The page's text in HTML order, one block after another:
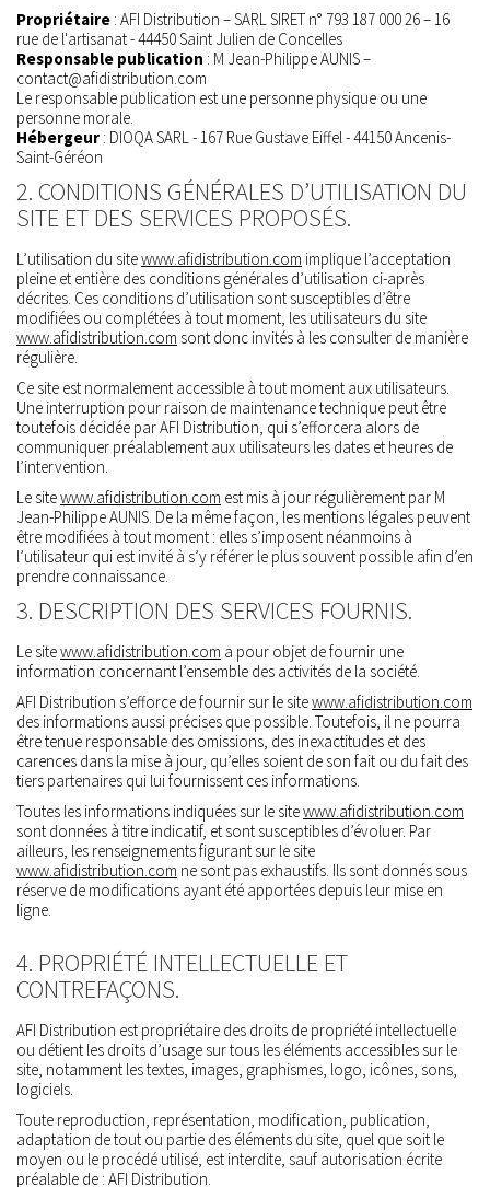
Propriétaire : AFI Distribution – SARL SIRET n° 793 187 000 26 – 16
rue de l'artisanat - 44450 Saint Julien de Concelles
Responsable publication : M Jean-Philippe AUNIS –
contact@afidistribution.com
Le responsable publication est une personne physique ou une
personne morale.
Hébergeur : DIOQA SARL - 167 Rue Gustave Eiffel - 44150 Ancenis-
Saint-Géréon
2. CONDITIONS GÉNÉRALES D’UTILISATION DU
SITE ET DES SERVICES PROPOSÉS.
L’utilisation du sitewww.afidistribution.com implique l’acceptation
pleine et entière des conditions générales d’utilisation ci-après
décrites. Ces conditions d’utilisation sont susceptibles d’être
modifiées ou complétées à tout moment, les utilisateurs du site
www.afidistribution.com sont donc invités à les consulter de manière
régulière.
Ce site est normalement accessible à tout moment aux utilisateurs.
Une interruption pour raison de maintenance technique peut être
toutefois décidée par AFI Distribution, qui s’efforcera alors de
communiquer préalablement aux utilisateurs les dates et heures de
l’intervention.
Le sitewww.afidistribution.com est mis à jour régulièrement par M
Jean-Philippe AUNIS. De la même façon, les mentions légales peuvent
être modifiées à tout moment : elles s’imposent néanmoins à
l’utilisateur qui est invité à s’y référer le plus souvent possible afin d’en
prendre connaissance.
3. DESCRIPTION DES SERVICES FOURNIS.
Le sitewww.afidistribution.com a pour objet de fournir une
information concernant l’ensemble des activités de la société.
AFI Distribution s’efforce de fournir sur le sitewww.afidistribution.com
des informations aussi précises que possible. Toutefois, il ne pourra
être tenue responsable des omissions, des inexactitudes et des
carences dans la mise à jour, qu’elles soient de son fait ou du fait des
tiers partenaires qui lui fournissent ces informations.
Toutes les informations indiquées sur le sitewww.afidistribution.com
sont données à titre indicatif, et sont susceptibles d’évoluer. Par
ailleurs, les renseignements figurant sur le site
www.afidistribution.com ne sont pas exhaustifs. Ils sont donnés sous
réserve de modifications ayant été apportées depuis leur mise en
ligne.
4. PROPRIÉTÉ INTELLECTUELLE ET
CONTREFAÇONS.
AFI Distribution est propriétaire des droits de propriété intellectuelle
ou détient les droits d’usage sur tous les éléments accessibles sur le
site, notamment les textes, images, graphismes, logo, icônes, sons,
logiciels.
Toute reproduction, représentation, modification, publication,
adaptation de tout ou partie des éléments du site, quel que soit le
moyen ou le procédé utilisé, est interdite, sauf autorisation écrite
préalable de : AFI Distribution.